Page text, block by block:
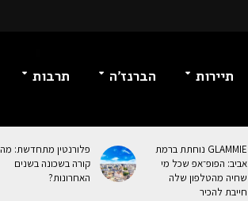
תיירות הברנז’ה תרבות
GLAMMIE נוחתת ברמת
אביב: הפופ־אפ שכל מי
שחיה מהטלפון שלה
חייבת להכיר
פלורנטין מתחדשת: מה
קורה בשכונה בשנים
האחרונות?